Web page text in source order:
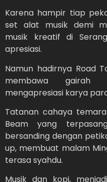
Karena hampir tiap
set alat musik demi
musik kreatif di
apresiasi.
Namun hadirnya Road
membawa gairah
mengapresiasi karya
Tatanan cahaya
Beam yang
bersanding dengan
up, membuat malam
terasa syahdu.
Musik dan kopi,